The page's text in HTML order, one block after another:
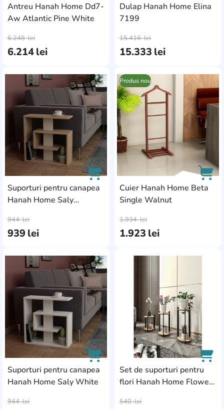
Antreu Hanah Home Dd7-
Aw Atlantic Pine White
6.214lei
6.248lei
Dulap Hanah Home Elina
7199
15.333 lei
15.416lei
Suporturi pentru canapea
Hanah Home Saly
939 lei
944lei
AddCardToFavourite
Cuier Hanah Home Beta
Single Walnut
1.923 lei
1.934lei
Produs nou
Suporturi pentru canapea
Hanah Home Saly White
944lei
AddCardToFavourite
Set de suporturi pentru
flori Hanah Home Flower
540lei